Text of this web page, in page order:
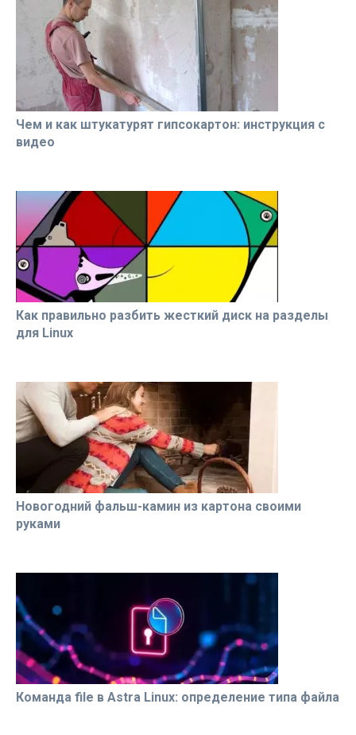
Чем и как штукатурят гипсокартон: инструкция с
видео
Как правильно разбить жесткий диск на разделы
для Linux
Новогодний фальш-камин из картона своими
руками
Команда file в Astra Linux: определение типа файла